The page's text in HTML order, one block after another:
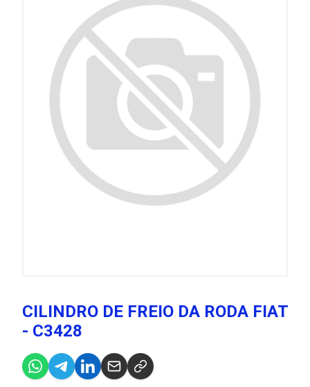
CILINDRO DE FREIO DA RODA FIAT
- C3428